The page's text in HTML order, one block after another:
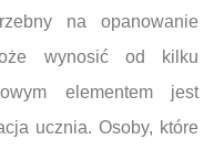
na opanowanie
wynosić od kilku
elementem jest
ucznia. Osoby, które